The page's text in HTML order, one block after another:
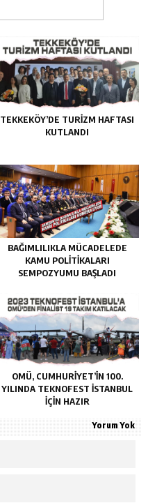
TEKKEKÖY’DE TURIZM HAFTASI
KUTLANDI
BAĞIMLILIKLA MÜCADELEDE
KAMU POLITIKALARI
SEMPOZYUMU BAŞLADI
OMÜ, CUMHURIYET’IN 100.
YILINDA TEKNOFEST İSTANBUL
IÇIN HAZIR
Yorum Yok